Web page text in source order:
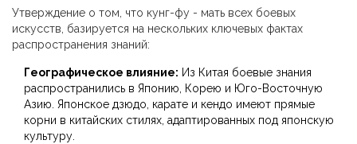
Утверждение о том, что кунг-фу - мать всех боевых
искусств, базируется на нескольких ключевых фактах
распространения знаний:
Географическое влияние: Из Китая боевые знания
распространились в Японию, Корею и Юго-Восточную
Азию. Японское дзюдо, карате и кендо имеют прямые
корни в китайских стилях, адаптированных под японскую
культуру.